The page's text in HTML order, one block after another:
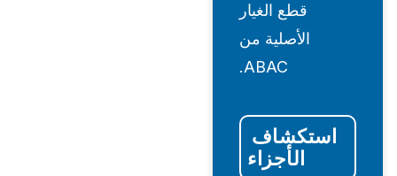
قطع الغيار
الأصلية من
ABAC.
استكشاف
الأجزاء